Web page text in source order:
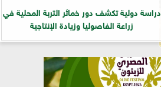
دراسة دولية تكشف دور خمائر التربة المحلية في
زراعة الفاصوليا وزيادة الإنتاجية